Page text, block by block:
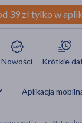
39 zł tylko w
Nowości Krótkie
Aplikacja